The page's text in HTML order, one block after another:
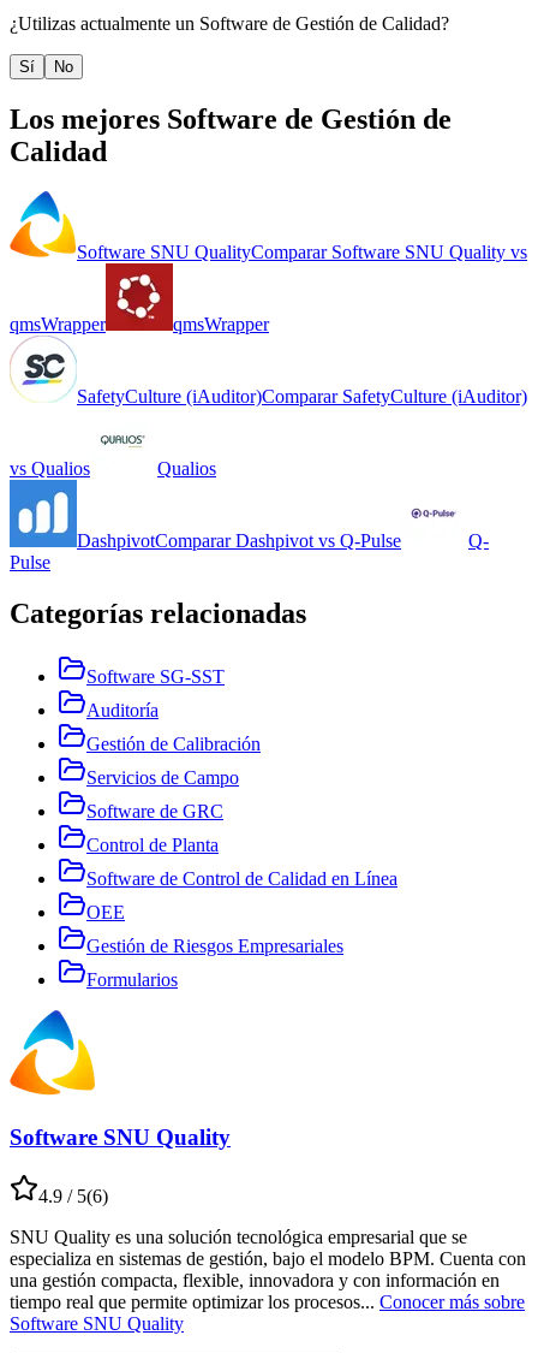
¿Utilizas actualmente un Software de Gestión de Calidad?
Sí No
Los mejores Software de Gestión de
Calidad
Software SNU QualityComparar Software SNU Quality vs
qmsWrapper qmsWrapper
SafetyCulture (iAuditor)Comparar SafetyCulture (iAuditor)
vs Qualios Qualios
DashpivotComparar Dashpivotvs Q-Pulse
Q-
Pulse
Categorías relacionadas
Software SG-SST
Auditoría
Gestión de Calibración
Servicios de Campo
Software de GRC
Control de Planta
Software de Control de Calidad en Línea
OEE
Gestión de Riesgos Empresariales
Formularios
Software SNU Quality
4.9 / 5(6)
SNU Quality es una solución tecnológica empresarial que se
especializa en sistemas de gestión, bajo el modelo BPM. Cuenta con
una gestión compacta, flexible, innovadora y con información en
tiempo real que permite optimizar los procesos... Conocer más sobre
Software SNU Quality